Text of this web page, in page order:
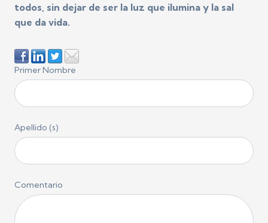
todos, sin dejar de ser la luz que ilumina y la sal
que da vida.
Primer Nombre
Apellido (s)
Comentario